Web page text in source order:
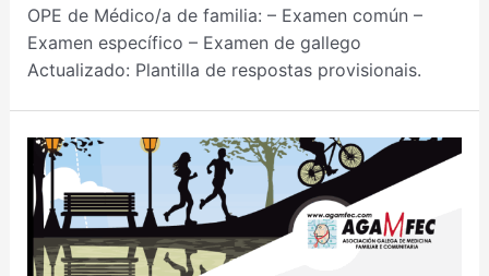
OPE de Médico/a de familia: – Examen común –
Examen específico – Examen de gallego
Actualizado: Plantilla de respostas provisionais.
A
SEMANA
DA
ATENCIÓN
PRIMARIA.